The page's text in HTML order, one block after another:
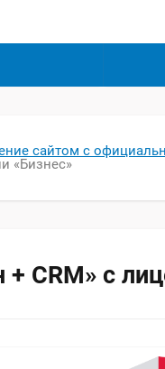
сайтом с
«Бизнес»
CRM» с